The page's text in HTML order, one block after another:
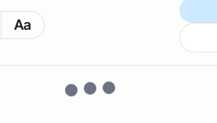
Aa